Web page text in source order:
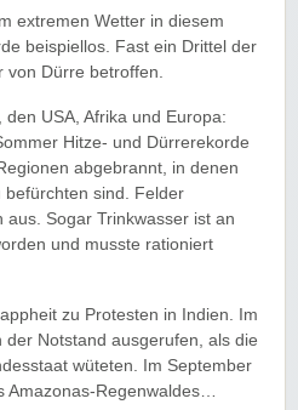
extremen Wetter in diesem
beispiellos. Fast ein Drittel der
Dürre betroffen.
USA, Afrika und Europa:
Hitze- und Dürrerekorde
abgebrannt, in denen
befürchten sind. Felder
Sogar Trinkwasser ist an
und musste rationiert
zu Protesten in Indien. Im
Notstand ausgerufen, als die
wüteten. Im September
Amazonas-Regenwaldes…